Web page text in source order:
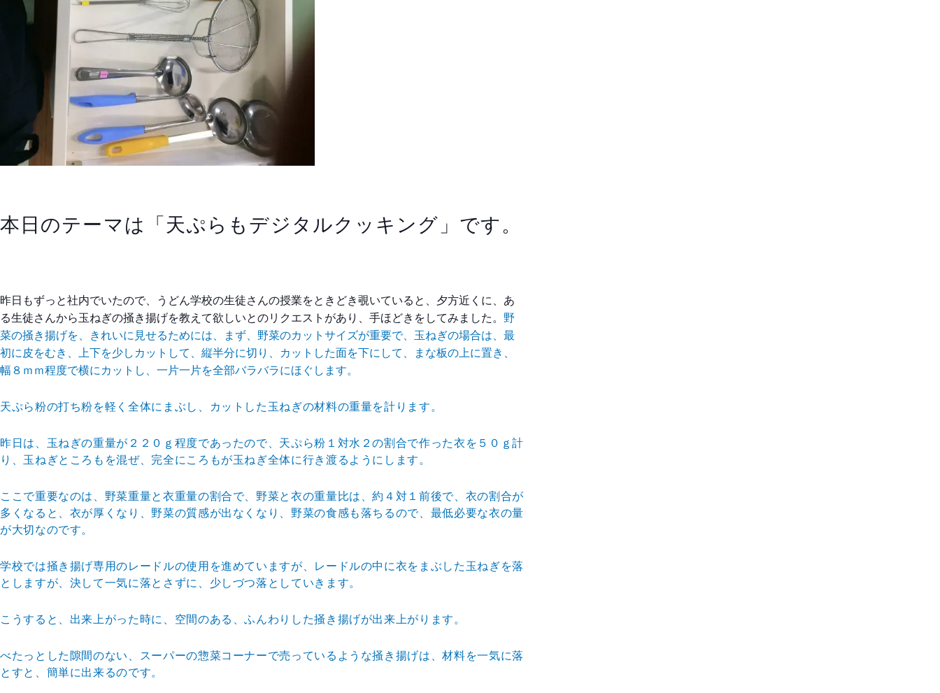
本日のテーマは「天ぷらもデジタルクッキング」です。
昨日もずっと社内でいたので、うどん学校の生徒さんの授業をときどき覗いていると、夕方近くに、あ
る生徒さんから玉ねぎの掻き揚げを教えて欲しいとのリクエストがあり 、手ほどきをしてみました。 野
菜の掻き揚げを、きれいに見せるためには、まず、野菜のカットサイズが重要で、玉ねぎの場合は、最
初に皮をむき、上下を少しカットして、縦半分に切り、カットした面を下にして、まな板の上に置き、
幅８ｍｍ程度で横にカッ トし、一片一片を全部バラバラにほぐします。
天ぷら粉の打ち粉を軽く全体にまぶし、カットした玉ねぎの材料の重量を計ります。
昨日は、玉ねぎの重量が２２０ｇ程度であったので、天ぷら粉１対水２の割合で作った衣を５０ｇ計
り、玉ねぎとこ ろもを混ぜ、完全にころもが玉ねぎ全体に行き渡るように します。
ここで重要なのは、野菜重量と衣重量の割合で、野菜と衣の重量比は、約４対１前後で、衣の割合が
多くなると、衣が厚くなり、野菜の質感が出なくなり、野菜の食感も落ち るので、最低必要な衣の量
が大切なのです。
学校では掻き揚げ専用のレードルの使用を進めていますが 、レードルの中に衣をまぶした玉ねぎを落
としますが、決して一気に落とさずに、少しづつ落としていきます。
こうすると、出来上がった時に、空間のある、ふんわりし た掻き揚げが出来上がります。
べたっとした隙間のない、スーパーの惣菜コーナーで売っているような掻き揚げは、材料を一気に落
とすと、簡単に出来るのです。